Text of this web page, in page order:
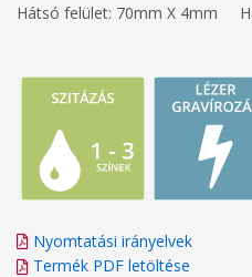
Hátsó felület: 70mm X 4mm
Nyomtatási irányelvek
Termék PDF letöltése